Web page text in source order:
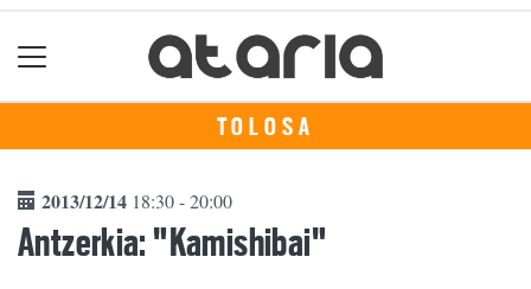
TOLOSA
2013/12/14 18:30 - 20:00
Antzerkia: "Kamishibai"